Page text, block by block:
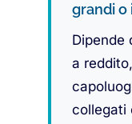
grandi o
Dipende
a
collegati